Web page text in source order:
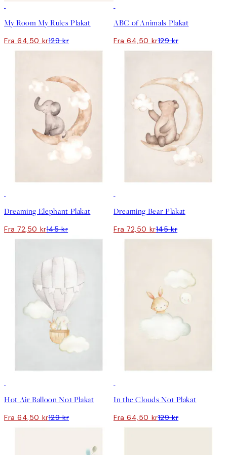
My Room My Rules Plakat
Fra 64,50 kr129 kr
ABC of Animals Plakat
Fra 64,50 kr129 kr
Dreaming Elephant Plakat
Fra 72,50 kr145 kr
Dreaming Bear Plakat
Fra 72,50 kr145 kr
Hot Air Balloon No1 Plakat
Fra 64,50 kr129 kr
In the Clouds No1 Plakat
Fra 64,50 kr129 kr